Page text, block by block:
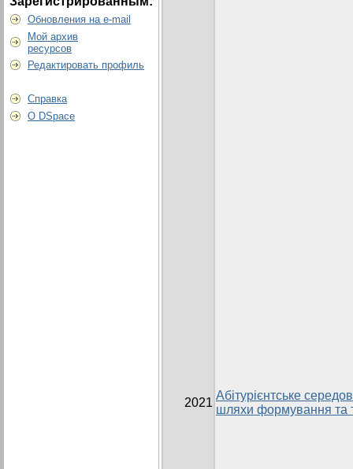
Обновления на e-mail
Мой архив
ресурсов
Редактировать профиль
Справка
О DSpace
2021
Абітурієнтське
шляхи формування та